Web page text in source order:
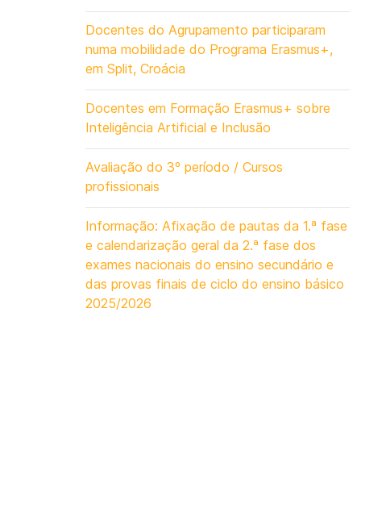
Docentes do Agrupamento participaram
numa mobilidade do Programa Erasmus+,
em Split, Croácia
Docentes em Formação Erasmus+ sobre
Inteligência Artificial e Inclusão
Avaliação do 3º período / Cursos
profissionais
Informação: Afixação de pautas da 1.ª fase
e calendarização geral da 2.ª fase dos
exames nacionais do ensino secundário e
das provas finais de ciclo do ensino básico
2025/2026